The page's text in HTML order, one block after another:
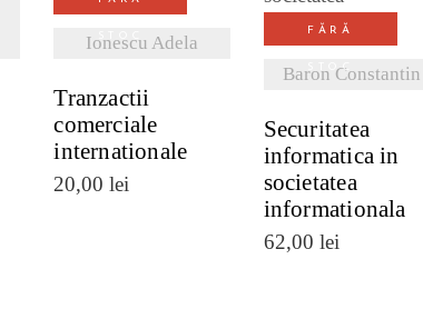
Ionescu Adela
Tranzactii
comerciale
internationale
20,00lei
FĂRĂ
STOC
Baron Constantin
VEZI DETALII
Securitatea
informatica in
societatea
informationala
62,00 lei